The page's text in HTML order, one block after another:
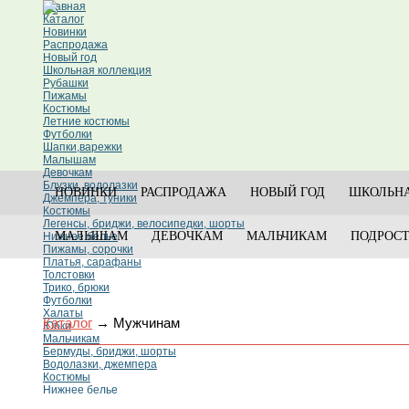
Главная
Каталог
Новинки
Распродажа
Новый год
Школьная коллекция
Рубашки
Пижамы
Костюмы
Летние костюмы
Футболки
Шапки,варежки
Малышам
Девочкам
Блузки, водолазки
Джемпера, туники
Костюмы
Легенсы, бриджи, велосипедки, шорты
Нижнее белье
Пижамы, сорочки
Платья, сарафаны
Толстовки
Трико, брюки
Футболки
Халаты
Юбки
Мальчикам
Бермуды, бриджи, шорты
Водолазки, джемпера
Костюмы
Нижнее белье
НОВИНКИ РАСПРОДАЖА НОВЫЙ ГОД
МАЛЫШАМ ДЕВОЧКАМ МАЛЬЧИКАМ
Каталог → Мужчинам